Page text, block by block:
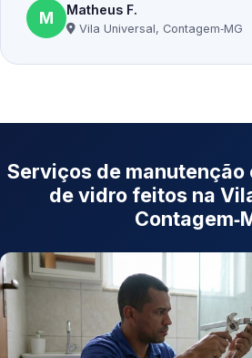
M Matheus F.
Vila Universal, Contagem‑MG
Serviços de manutenção
de vidro feitos na